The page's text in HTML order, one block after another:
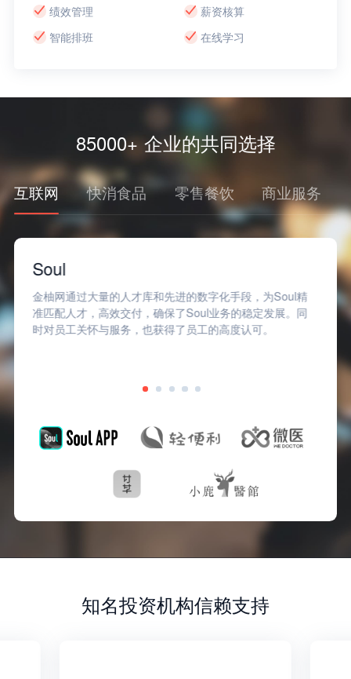
绩效管理
薪资核算
智能排班
在线学习
85000+ 企业的共同选择
互联网 快消食品 零售餐饮 商业服务
Soul
金柚网通过大量的人才库和先进的数字化手段，为Soul精
准匹配人才，高效交付，确保了Soul业务的稳定发展。同
时对员工关怀与服务，也获得了员工的高度认可。
知名投资机构信赖支持